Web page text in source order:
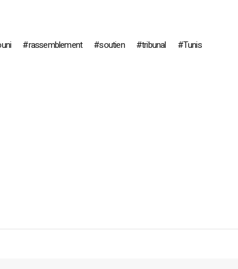
rassemblement soutien tribunal Tunis